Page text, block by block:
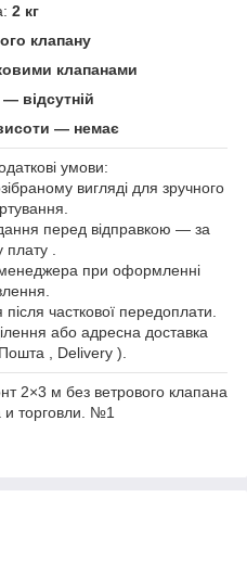
2 кг
клапану
клапанами
відсутній
— немає
умови:
вигляді для зручного
перед відправкою — за
.
менеджера при оформленні
часткової передоплати.
або адресна доставка
, Delivery ).